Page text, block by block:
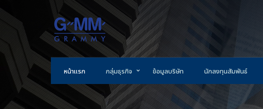
หน้าแรก กลุ่มธุรกิจ ข้อมูลบริษัท นักลงทุนสัมพันธ์